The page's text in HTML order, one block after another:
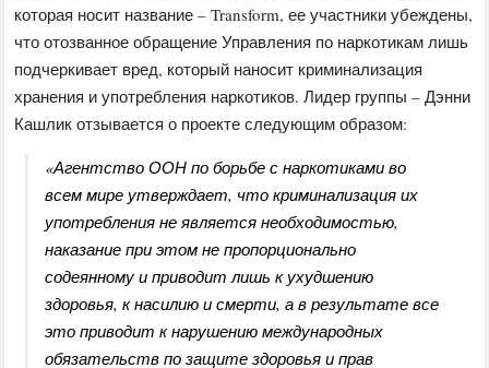
которая носит название – Transform, ее участники убеждены,
что отозванное обращение Управления по наркотикам лишь
подчеркивает вред, который наносит криминализация
хранения и употребления наркотиков. Лидер группы – Дэнни
Кашлик отзывается о проекте следующим образом:
«Агентство ООН по борьбе с наркотиками во
всем мире утверждает, что криминализация их
употребления не является необходимостью,
наказание при этом не пропорционально
содеянному и приводит лишь к ухудшению
здоровья, к насилию и смерти, а в результате все
это приводит к нарушению международных
обязательств по защите здоровья и прав